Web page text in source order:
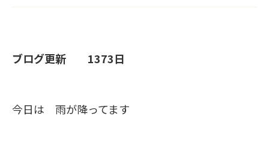
ブログ更新 1373日
今日は 雨が降ってます